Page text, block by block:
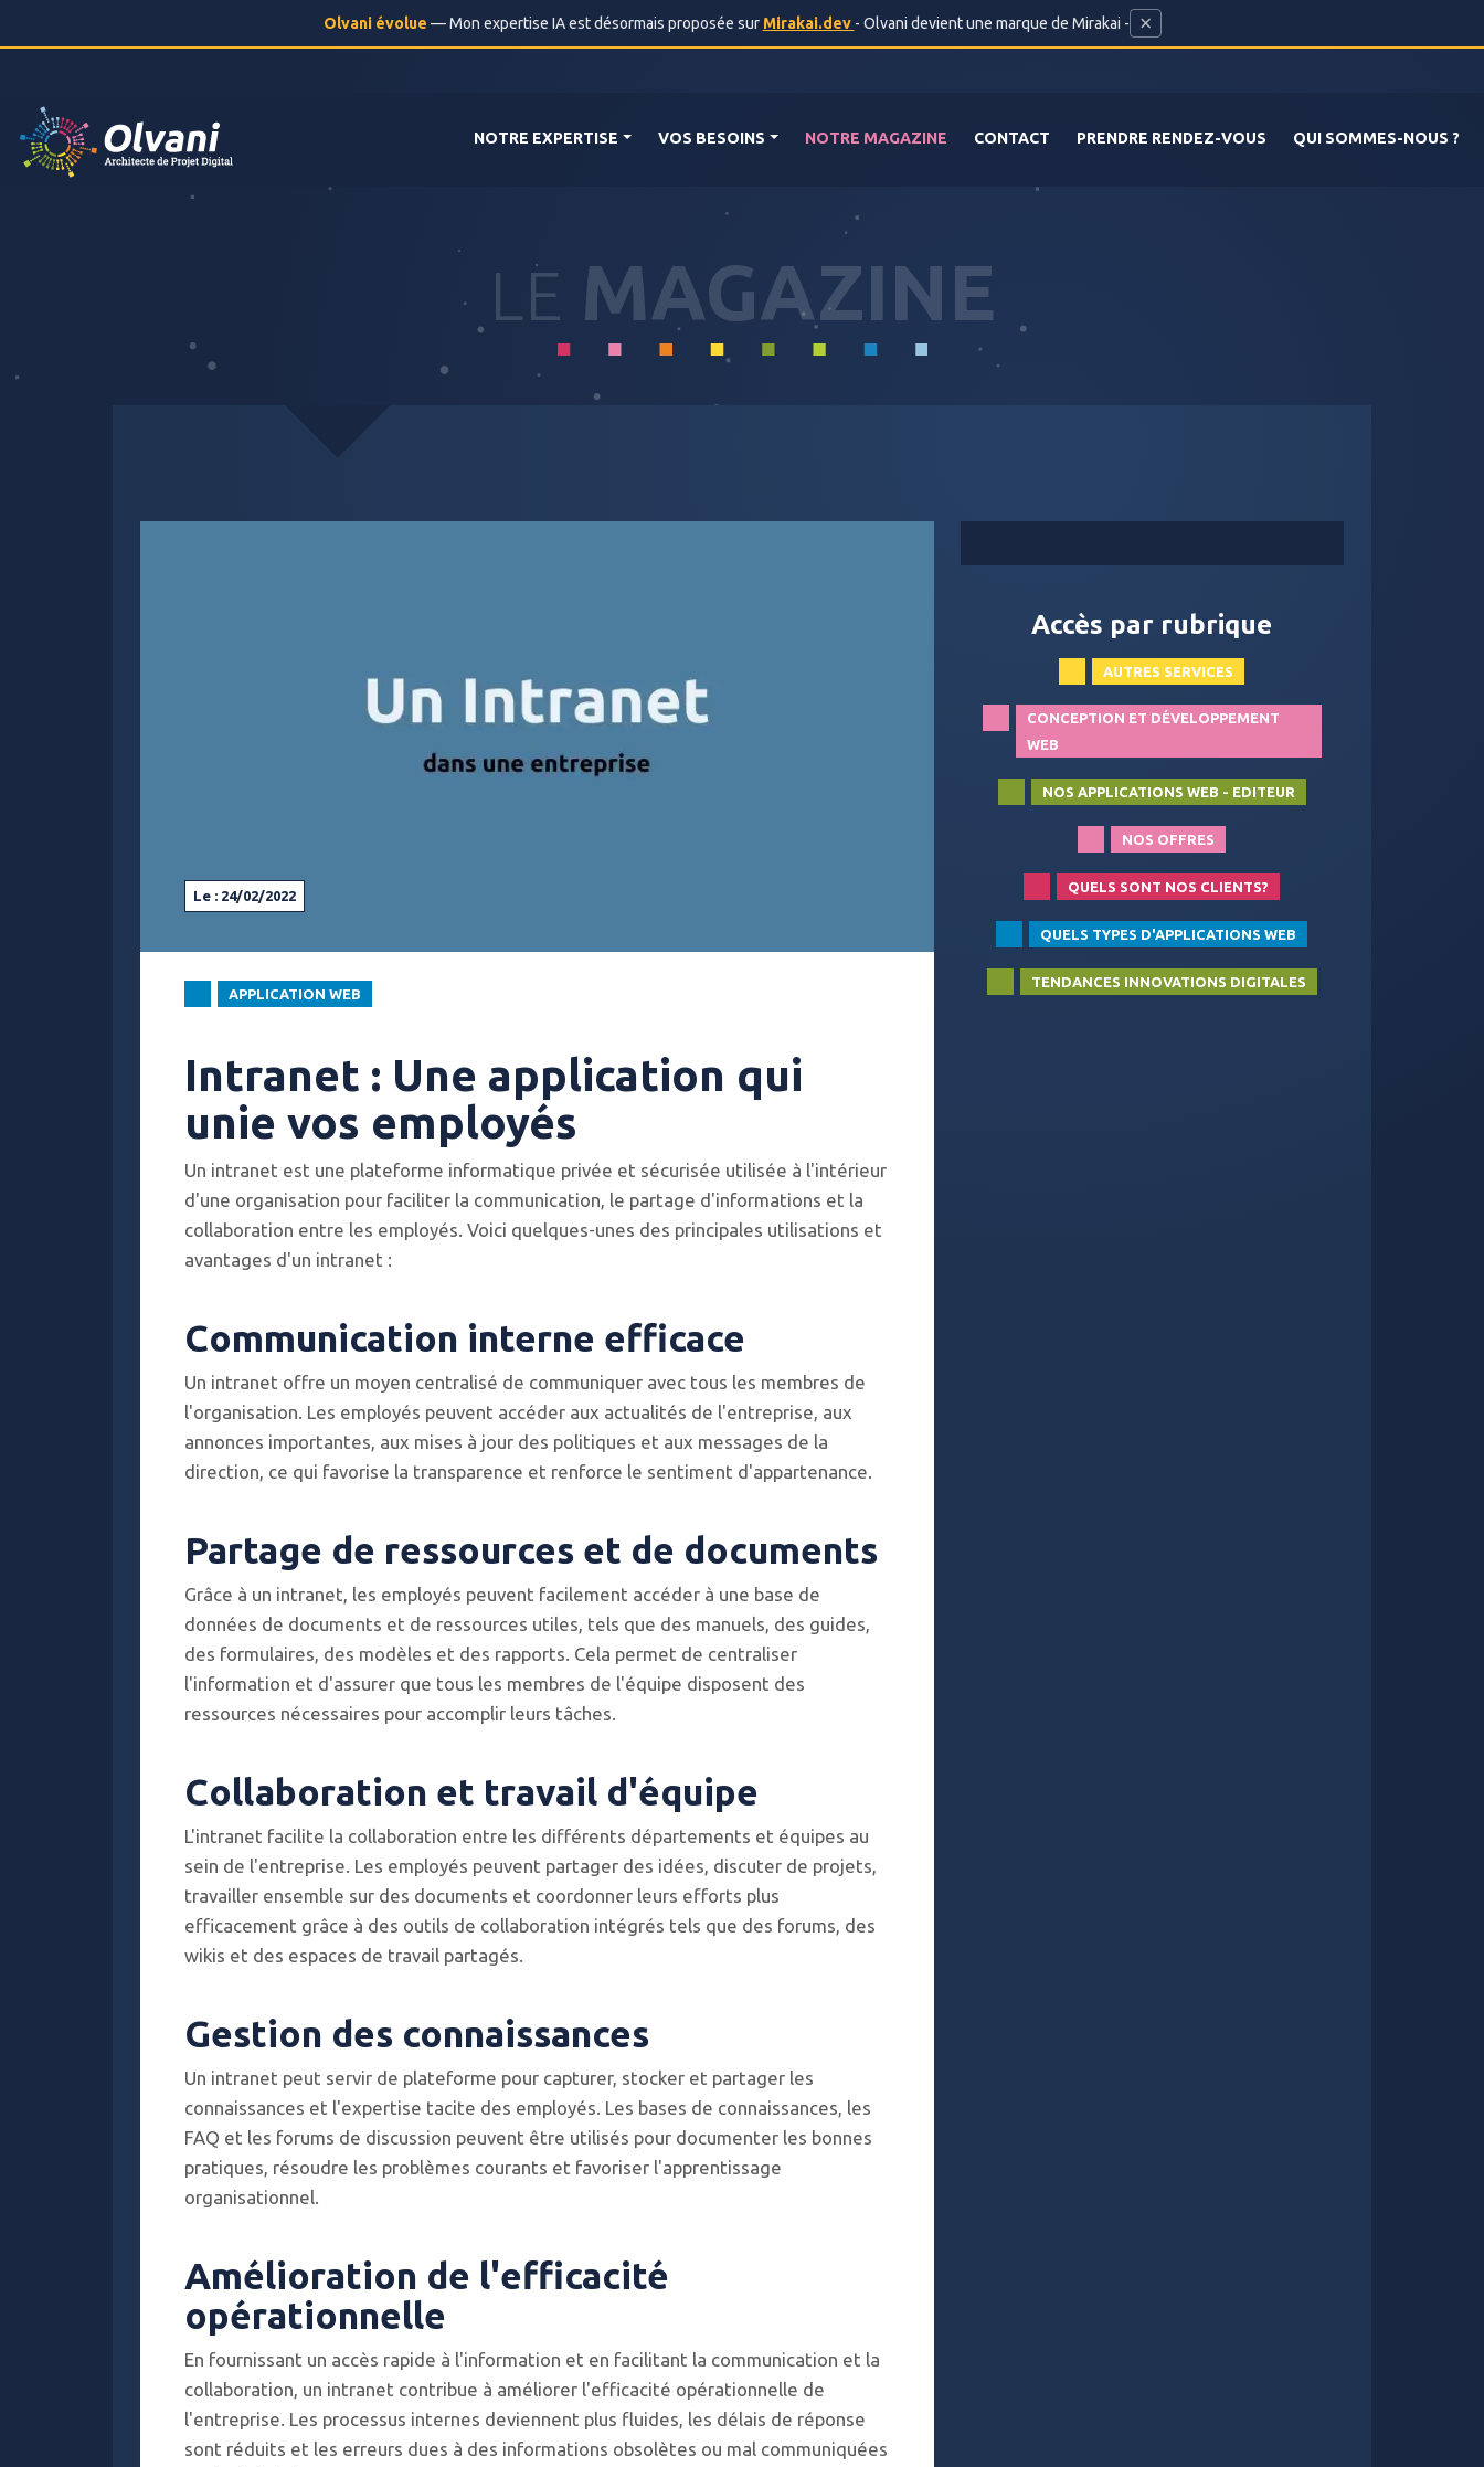
Olvani évolue — Mon expertise IA est désormais proposée sur Mirakai.dev - Olvani devient une marque de Mirakai - ×
NOTRE EXPERTISE VOS BESOINS NOTRE MAGAZINE CONTACT PRENDRE RENDEZ-VOUS QUI SOMMES-NOUS ?
LE MAGAZINE
Le : 24/02/2022
APPLICATION WEB
Intranet : Une application qui
unie vos employés
Un intranet est une plateforme informatique privée et sécurisée utilisée à l'intérieur
d'une organisation pour faciliter la communication, le partage d'informations et la
collaboration entre les employés. Voici quelques-unes des principales utilisations et
avantages d'un intranet :
Communication interne efficace
Un intranet offre un moyen centralisé de communiquer avec tous les membres de
l'organisation. Les employés peuvent accéder aux actualités de l'entreprise, aux
annonces importantes, aux mises à jour des politiques et aux messages de la
direction, ce qui favorise la transparence et renforce le sentiment d'appartenance.
Partage de ressources et de documents
Grâce à un intranet, les employés peuvent facilement accéder à une base de
données de documents et de ressources utiles, tels que des manuels, des guides,
des formulaires, des modèles et des rapports. Cela permet de centraliser
l'information et d'assurer que tous les membres de l'équipe disposent des
ressources nécessaires pour accomplir leurs tâches.
Collaboration et travail d'équipe
L'intranet facilite la collaboration entre les différents départements et équipes au
sein de l'entreprise. Les employés peuvent partager des idées, discuter de projets,
travailler ensemble sur des documents et coordonner leurs efforts plus
efficacement grâce à des outils de collaboration intégrés tels que des forums, des
wikis et des espaces de travail partagés.
Gestion des connaissances
Un intranet peut servir de plateforme pour capturer, stocker et partager les
connaissances et l'expertise tacite des employés. Les bases de connaissances, les
FAQ et les forums de discussion peuvent être utilisés pour documenter les bonnes
pratiques, résoudre les problèmes courants et favoriser l'apprentissage
organisationnel.
Amélioration de l'efficacité
opérationnelle
En fournissant un accès rapide à l'information et en facilitant la communication et la
collaboration, un intranet contribue à améliorer l'efficacité opérationnelle de
l'entreprise. Les processus internes deviennent plus fluides, les délais de réponse
sont réduits et les erreurs dues à des informations obsolètes ou mal communiquées
Accès par rubrique
AUTRES SERVICES
CONCEPTION ET DÉVELOPPEMENT
WEB
NOS APPLICATIONS WEB - EDITEUR
NOS OFFRES
QUELS SONT NOS CLIENTS?
QUELS TYPES D'APPLICATIONS WEB
TENDANCES INNOVATIONS DIGITALES